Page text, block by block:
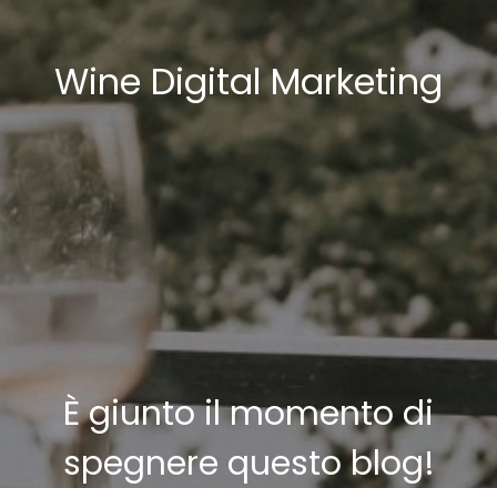
Wine Digital Marketing
È giunto il momento di
spegnere questo blog!